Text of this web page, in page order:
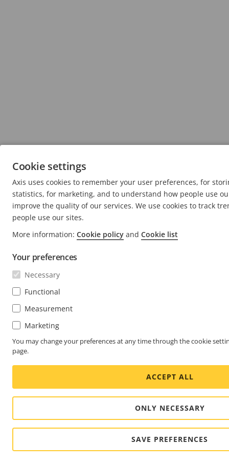
Cookie settings
Axis uses cookies to remember your user preferences, for
statistics, for marketing, and to understand how people use
improve the quality of our services. We use cookies to track
people use our sites.
More information: Cookie policy and Cookie list
Your preferences
Necessary
Functional
Measurement
Marketing
You may change your preferences at any time through the cookie
page.
ACCEPT ALL
ONLY NECESSARY
SAVE PREFERENCES